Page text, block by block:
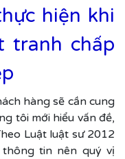
hiện khi
tranh chấp
hàng sẽ cần cung
tôi mới hiểu vấn đề,
Luật luật sư 2012
tin nên quý vị